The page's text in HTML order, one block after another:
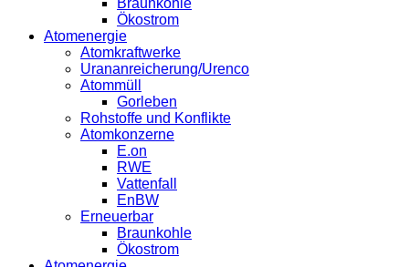
Braunkohle
Ökostrom
Atomenergie
Atomkraftwerke
Urananreicherung/Urenco
Atommüll
Gorleben
Rohstoffe und Konflikte
Atomkonzerne
E.on
RWE
Vattenfall
EnBW
Erneuerbar
Braunkohle
Ökostrom